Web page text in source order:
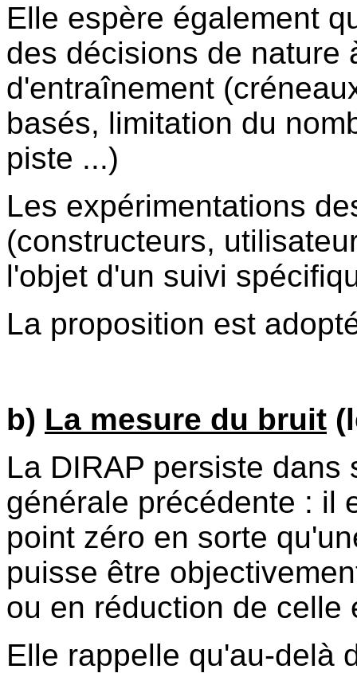
Elle espère également
des décisions de nature
d'entraînement
basés, limitation du
piste ...)
Les expérimentations
(constructeurs,
l'objet d'un suivi
La proposition est
b) La mesure du bruit
La DIRAP persiste
générale précédente : il
point zéro en sorte
puisse être
ou en réduction de celle
Elle rappelle qu'au-delà